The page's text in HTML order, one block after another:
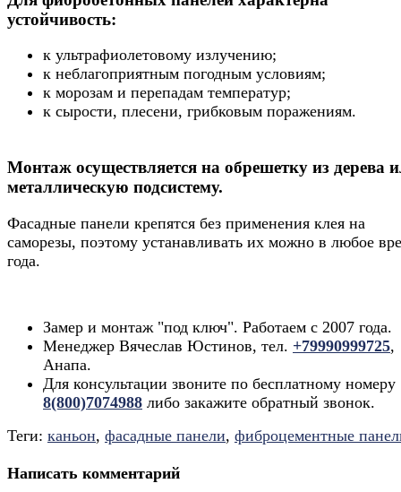
устойчивость:
к ультрафиолетовому излучению;
к неблагоприятным погодным условиям;
к морозам и перепадам температур;
к сырости, плесени, грибковым поражениям.
Монтаж осуществляется на обрешетку из дерева
металлическую подсистему.
Фасадные панели крепятся без применения клея на
саморезы, поэтому устанавливать их можно в любое
года.
Замер и монтаж "под ключ". Работаем с 2007 года.
Менеджер Вячеслав Юстинов, тел. +79990999725,
Анапа.
Для консультации звоните по бесплатному номеру
8(800)7074988 либо закажите обратный звонок.
Теги: каньон, фасадные панели, фиброцементные
Написать комментарий